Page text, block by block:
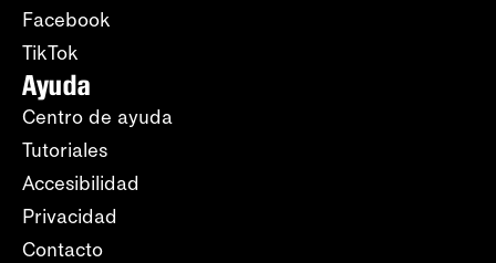
Facebook
TikTok
Ayuda
Centro de ayuda
Tutoriales
Accesibilidad
Privacidad
Contacto